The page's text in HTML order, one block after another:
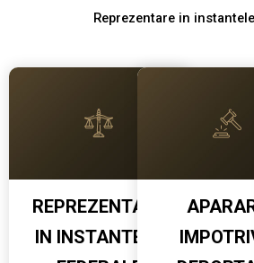
Reprezentare in
REPREZENTARE
IN INSTANTELE